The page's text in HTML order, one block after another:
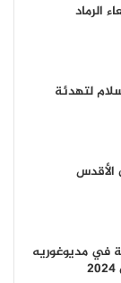
الرماد
لتهدئة
الأقدس
في مديوغوريه